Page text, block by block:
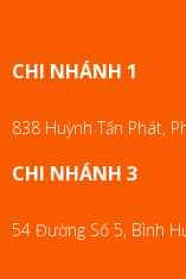
CHI NHÁNH 1
838 Huỳnh Tấn Phát,
CHI NHÁNH 3
54 Đường Số 5, Bình